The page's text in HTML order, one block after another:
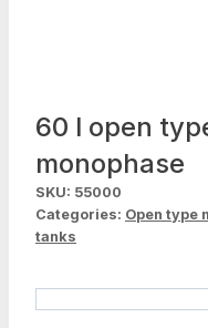
60 l open
monophase
SKU: 55000
Categories: Open type
tanks